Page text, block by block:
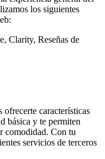
los siguientes
Clarity, Reseñas de
ofrecerte características
básica y te permiten
comodidad. Con tu
servicios de terceros